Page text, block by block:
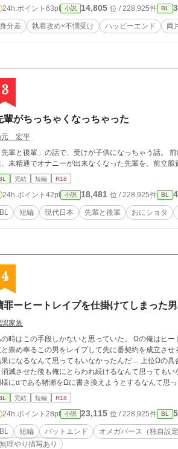
24h.ポイント 63pt 小説 14,805 位 / 228,925件 BL
身分差 執着攻め×不憫受け ハッピーエンド 両
3
輩がちっちゃくなっちゃった
元 宏平
輩と後輩」の話で、受けが子供になっちゃう話。
完結 短編 R18
24h.ポイント 42pt 小説 18,481 位 / 228,925件 BL
BL 短編 現代日本 先輩と後輩 おにショタ
4
罪ーヒートレイプを仕掛けてしまった
家族
時はこの手段しかないと思っていた。 Ωの俺はヒ
と崇め奉るこの男をレイプして先に番契約を成立さ
果になるなんて思ってもいなかったんだ… 上位Ωの具
滅させた後も俺にとらわれ続けるなんて思っても
様にαである猪瀬をΩに書き換えようとするなんて思
たかもしれないが俺が…αとしての猪瀬の未来を奪ってしまったのだ。 ６話完結。完結まで予約
い致します。 『底辺αは…』を読んでいただいている方へ いつも読んでいただき、ありがとうございます こちらの作品
が、『底辺αは…』のかなた編にいれる予定のエピ
不足によりうまく投入できずに時間ばかりが経過
のため『贖罪…』はかなた編のネタバレに近いもの
完結 短編 R18
24h.ポイント 28pt 小説 23,115 位 / 228,925件 BL
BL 短編 バットエンド オメガバース（独自設定
無理やり描写あり